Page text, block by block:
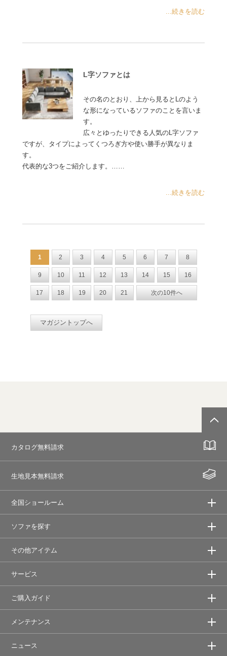
...続きを読む
L字ソファとは
その名のとおり、上から見るとLのよう
な形になっているソファのことを言いま
す。
広々とゆったりできる人気のL字ソファ
ですが、タイプによってくつろぎ方や使い勝手が異なりま
す。
代表的な3つをご紹介します。……
...続きを読む
1 2 3 4 5 6 7 8
9 10 11 12 13 14 15 16
17 18 19 20 21 次の10件へ
マガジントップへ
カタログ無料請求
生地見本無料請求
全国ショールーム
ソファを探す
その他アイテム
サービス
ご購入ガイド
メンテナンス
ニュース